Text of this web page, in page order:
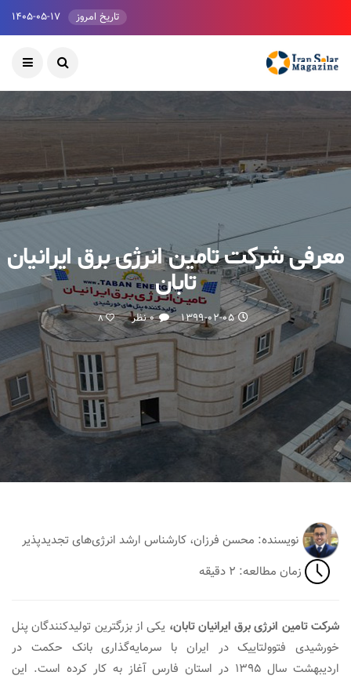
تاریخ امروز ۱۴۰۵-۰۵-۱۷
معرفی شرکت تامین انرژی برق ایرانیان
تابان
۱۳۹۹-۰۲-۰۵ ۰ نظر 8
نویسنده: محسن فرزان، کارشناس ارشد انرژی‌های تجدیدپذیر
زمان مطالعه: ۲ دقیقه
شرکت تامین انرژی برق ایرانیان تابان، یکی از بزرگترین تولیدکنندگان پنل
خورشیدی فتوولتاییک در ایران با سرمایه‌گذاری بانک حکمت در
اردیبهشت سال ۱۳۹۵ در استان فارس آغاز به‌ کار کرده است. این